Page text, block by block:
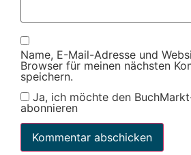
Name, E-Mail-Adresse und
Browser für meinen nächsten
speichern.
Ja, ich möchte den
abonnieren